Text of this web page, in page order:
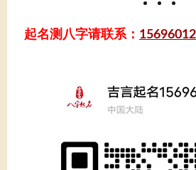
起名测八字请联系：